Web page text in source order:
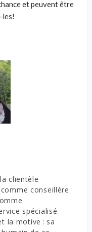
et peuvent être
les!
clientèle
conseillère
spécialisé
la motive : sa